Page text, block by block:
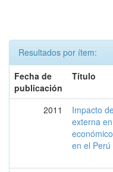
Resultados por ítem:
Fecha de
publicación
Título
2011
Impacto
externa
en el